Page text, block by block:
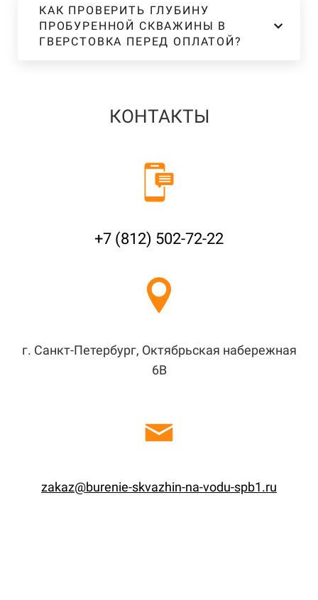
КАК ПРОВЕРИТЬ ГЛУБИНУ
ПРОБУРЕННОЙ СКВАЖИНЫ В
ГВЕРСТОВКА ПЕРЕД ОПЛАТОЙ?
КОНТАКТЫ
+7 (812) 502-72-22
г. Санкт-Петербург, Октябрьская набережная
6В
zakaz@burenie-skvazhin-na-vodu-spb1.ru